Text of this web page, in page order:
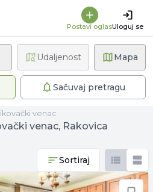
Postavi oglasUloguj se
Mapa
filterSačuvaj pretragu
Udaljenost
venac
venac, Rakovica
Sortiraj